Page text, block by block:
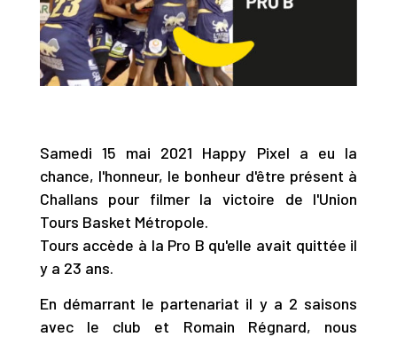
Samedi 15 mai 2021 Happy Pixel a eu la
chance, l'honneur, le bonheur d'être présent à
Challans pour filmer la victoire de l'Union
Tours Basket Métropole.
Tours accède à la Pro B qu'elle avait quittée il
y a 23 ans.
En démarrant le partenariat il y a 2 saisons
avec le club et Romain Régnard, nous